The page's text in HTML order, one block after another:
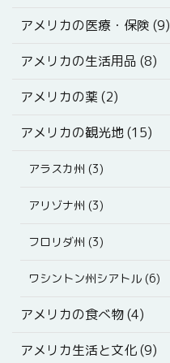
アメリカの医療・保険 (9)
アメリカの生活用品 (8)
アメリカの薬 (2)
アメリカの観光地 (15)
アラスカ州 (3)
アリゾナ州 (3)
フロリダ州 (3)
ワシントン州シアトル (6)
アメリカの食べ物 (4)
アメリカ生活と文化 (9)